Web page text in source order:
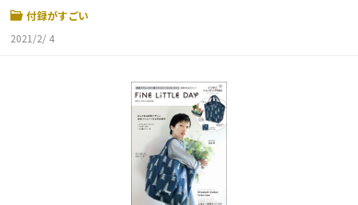
付録がすごい
2021/2/ 4